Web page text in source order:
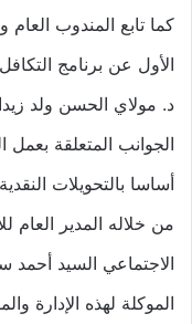
كما تابع المندوب
الأول عن برنامج
د. مولاي الحسن ولد
الجوانب المتعلقة بعمل
أساسا بالتحويلات
من خلاله المدير العام
الاجتماعي السيد أحمد
الموكلة لهذه الإدارة